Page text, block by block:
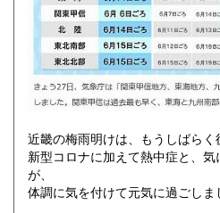
近畿の梅雨明けは、もうしばらく
新型コロナに加えて熱中症と、
が、
体調に気を付けて元気に過ごしま